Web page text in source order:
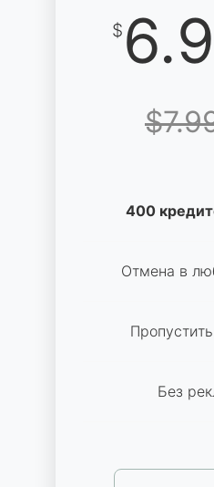
$
400
Отмена в
Без